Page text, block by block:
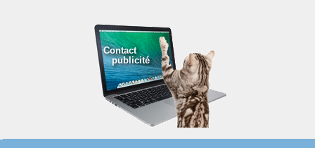
Contact
publicité